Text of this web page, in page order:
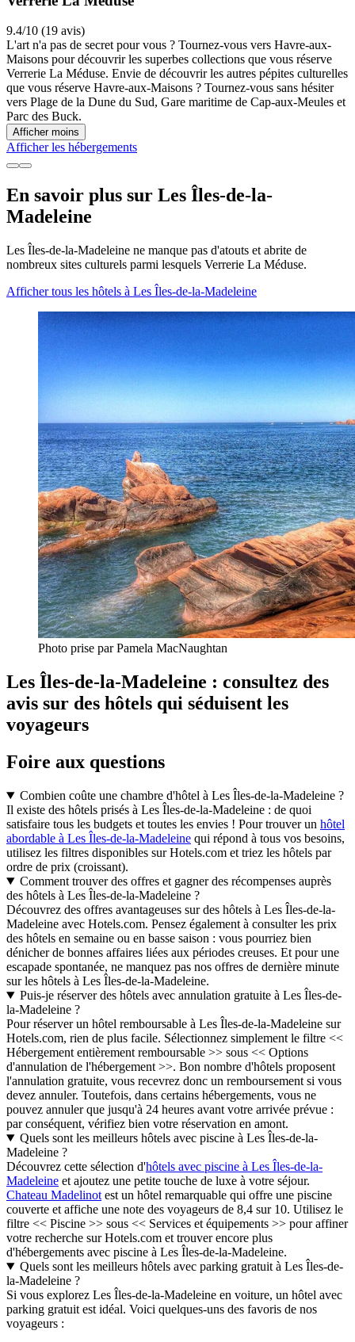
9.4/10 (19 avis)
L'art n'a pas de secret pour vous ? Tournez-vous vers Havre-aux-
Maisons pour découvrir les superbes collections que vous réserve
Verrerie La Méduse. Envie de découvrir les autres pépites culturelles
que vous réserve Havre-aux-Maisons ? Tournez-vous sans hésiter
vers Plage de la Dune du Sud, Gare maritime de Cap-aux-Meules et
Parc des Buck.
Afficher moins
Afficher les hébergements
En savoir plus sur Les Îles-de-la-
Madeleine
Les Îles-de-la-Madeleine ne manque pas d'atouts et abrite de
nombreux sites culturels parmi lesquels Verrerie La Méduse.
Afficher tous les hôtels à Les Îles-de-la-Madeleine
Photo prise par Pamela MacNaughtan
Les Îles-de-la-Madeleine : consultez des
avis sur des hôtels qui séduisent les
voyageurs
Foire aux questions
Combien coûte une chambre d'hôtel à Les Îles-de-la-Madeleine ?
Il existe des hôtels prisés à Les Îles-de-la-Madeleine : de quoi
satisfaire tous les budgets et toutes les envies ! Pour trouver un hôtel
abordable à Les Îles-de-la-Madeleine qui répond à tous vos besoins,
utilisez les filtres disponibles sur Hotels.com et triez les hôtels par
ordre de prix (croissant).
Comment trouver des offres et gagner des récompenses auprès
des hôtels à Les Îles-de-la-Madeleine ?
Découvrez des offres avantageuses sur des hôtels à Les Îles-de-la-
Madeleine avec Hotels.com. Pensez également à consulter les prix
des hôtels en semaine ou en basse saison : vous pourriez bien
dénicher de bonnes affaires liées aux périodes creuses. Et pour une
escapade spontanée, ne manquez pas nos offres de dernière minute
sur les hôtels à Les Îles-de-la-Madeleine.
Puis-je réserver des hôtels avec annulation gratuite à Les Îles-de-
la-Madeleine ?
Pour réserver un hôtel remboursable à Les Îles-de-la-Madeleine sur
Hotels.com, rien de plus facile. Sélectionnez simplement le filtre <<
Hébergement entièrement remboursable >> sous << Options
d'annulation de l'hébergement >>. Bon nombre d'hôtels proposent
l'annulation gratuite, vous recevrez donc un remboursement si vous
devez annuler. Toutefois, dans certains hébergements, vous ne
pouvez annuler que jusqu'à 24 heures avant votre arrivée prévue :
par conséquent, vérifiez bien votre réservation en amont.
Quels sont les meilleurs hôtels avec piscine à Les Îles-de-la-
Madeleine ?
Découvrez cette sélection d'hôtels avec piscine à Les Îles-de-la-
Madeleine et ajoutez une petite touche de luxe à votre séjour.
Chateau Madelinot est un hôtel remarquable qui offre une piscine
couverte et affiche une note des voyageurs de 8,4 sur 10. Utilisez le
filtre << Piscine >> sous << Services et équipements >> pour affiner
votre recherche sur Hotels.com et trouver encore plus
d'hébergements avec piscine à Les Îles-de-la-Madeleine.
Quels sont les meilleurs hôtels avec parking gratuit à Les Îles-de-
la-Madeleine ?
Si vous explorez Les Îles-de-la-Madeleine en voiture, un hôtel avec
parking gratuit est idéal. Voici quelques-uns des favoris de nos
voyageurs :